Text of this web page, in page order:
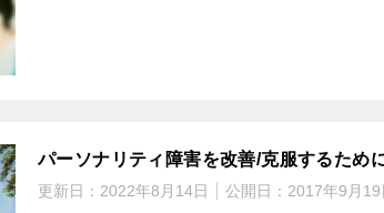
パーソナリティ障害を改善/克服するため
更新日： 2022年8月14日 公開日： 2017年9月19